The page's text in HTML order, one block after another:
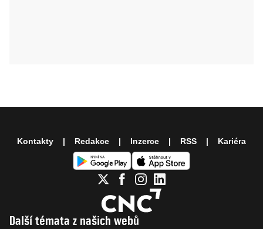
Další témata z našich webů
Kontakty Redakce Inzerce RSS Kariéra